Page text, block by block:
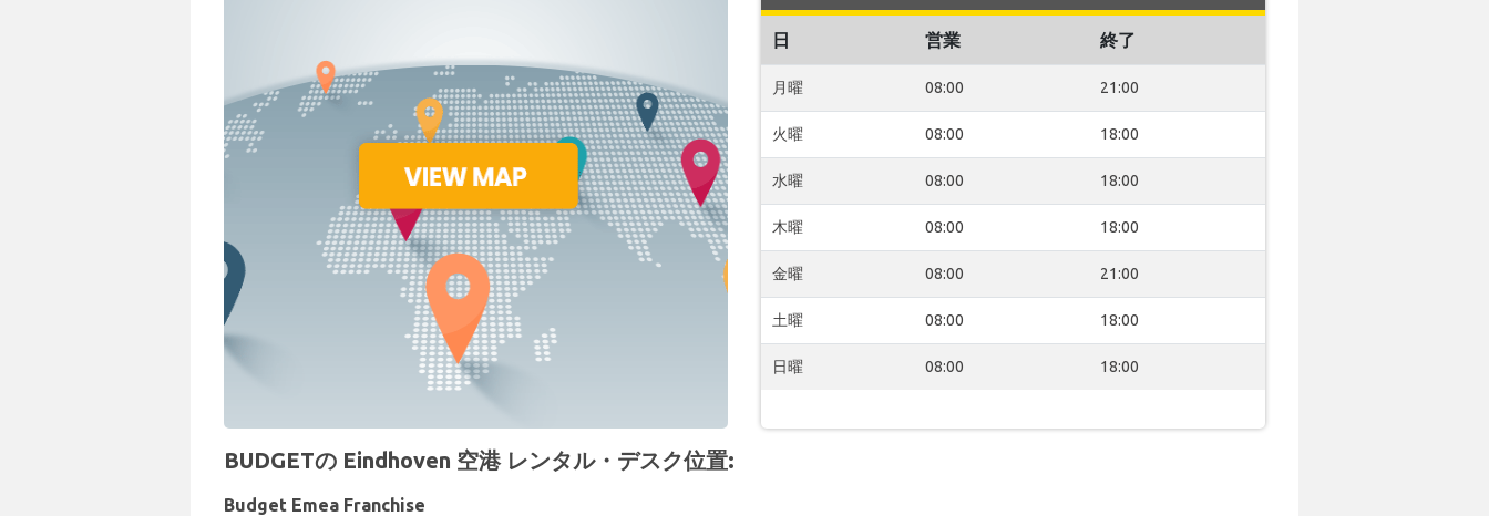
日 営業 終了
月曜 08:00 21:00
火曜 08:00 18:00
水曜 08:00 18:00
木曜 08:00 18:00
金曜 08:00 21:00
土曜 08:00 18:00
日曜 08:00 18:00
BUDGETの Eindhoven 空港 レンタル・デスク位置:
Budget Emea Franchise